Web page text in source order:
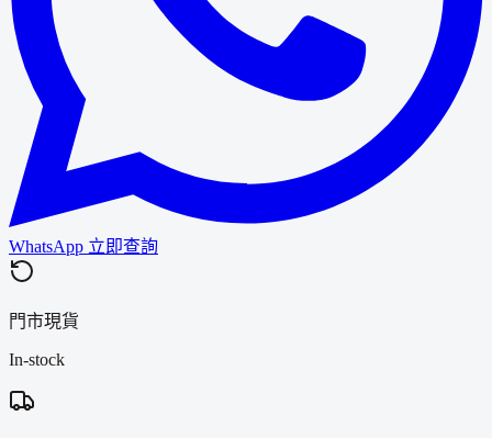
WhatsApp 立即查詢
門市現貨
In-stock